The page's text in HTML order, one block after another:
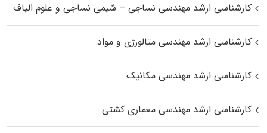
کارشناسی ارشد مهندسی نساجی – شیمی نساجی و علوم الیاف
کارشناسی ارشد مهندسی متالورژی و مواد
کارشناسی ارشد مهندسی مکانیک
کارشناسی ارشد مهندسی معماری کشتی